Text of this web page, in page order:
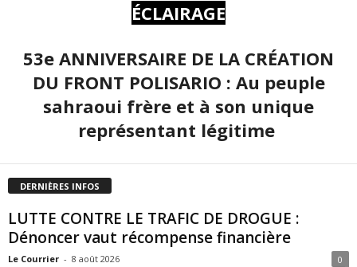
ÉCLAIRAGE
53e ANNIVERSAIRE DE LA CRÉATION
DU FRONT POLISARIO : Au peuple
sahraoui frère et à son unique
représentant légitime
DERNIÈRES INFOS
LUTTE CONTRE LE TRAFIC DE DROGUE :
Dénoncer vaut récompense financière
Le Courrier - 8 août 2026 0